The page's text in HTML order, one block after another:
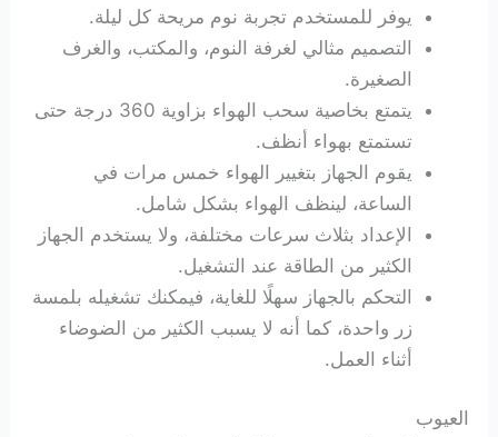
يوفر للمستخدم تجربة نوم مريحة كل ليلة.
التصميم مثالي لغرفة النوم، والمكتب، والغرف
الصغيرة.
يتمتع بخاصية سحب الهواء بزاوية 360 درجة حتى
تستمتع بهواء أنظف.
يقوم الجهاز بتغيير الهواء خمس مرات في
الساعة، لينظف الهواء بشكل شامل.
الإعداد بثلاث سرعات مختلفة، ولا يستخدم الجهاز
الكثير من الطاقة عند التشغيل.
التحكم بالجهاز سهلًا للغاية، فيمكنك تشغيله بلمسة
زر واحدة، كما أنه لا يسبب الكثير من الضوضاء
أثناء العمل.
العيوب